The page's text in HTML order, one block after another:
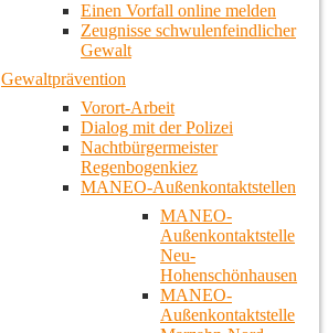
Einen Vorfall online melden
Zeugnisse schwulenfeindlicher
Gewalt
Gewaltprävention
Vorort-Arbeit
Dialog mit der Polizei
Nachtbürgermeister
Regenbogenkiez
MANEO-Außenkontaktstellen
MANEO-
Außenkontaktstelle
Neu-
Hohenschönhausen
MANEO-
Außenkontaktstelle